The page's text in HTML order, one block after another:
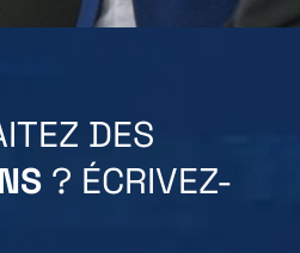
DES
? ÉCRIVEZ-